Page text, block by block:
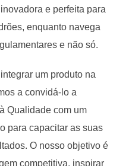
e perfeita para
enquanto navega
e não só.
um produto na
a convidá-lo a
Qualidade com um
para capacitar as suas
O nosso objetivo é
competitiva, inspirar